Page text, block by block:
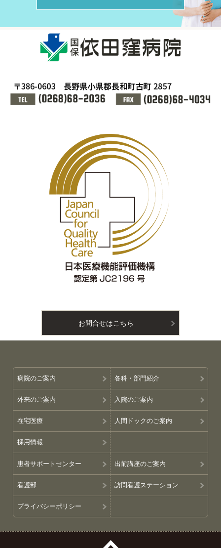
お問合せはこちら
病院のご案内 各科・部門紹介
外来のご案内 入院のご案内
在宅医療 人間ドックのご案内
採用情報
患者サポートセンター 出前講座のご案内
看護部 訪問看護ステーション
プライバシーポリシー